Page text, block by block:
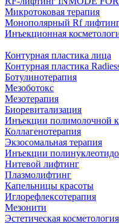
Микротоковая терапия
Монополярный Rf
Инъекционная
Контурная пластика лица
Контурная пластика
Ботулинотерапия
Мезоботокс
Мезотерапия
Биоревитализация
Инъекции полимолочной
Коллагенотерапия
Экзосомальная терапия
Инъекции
Нитевой лифтинг
Плазмолифтинг
Капельницы красоты
Иглорефлексотерапия
Мезонити
Эстетическая косметология